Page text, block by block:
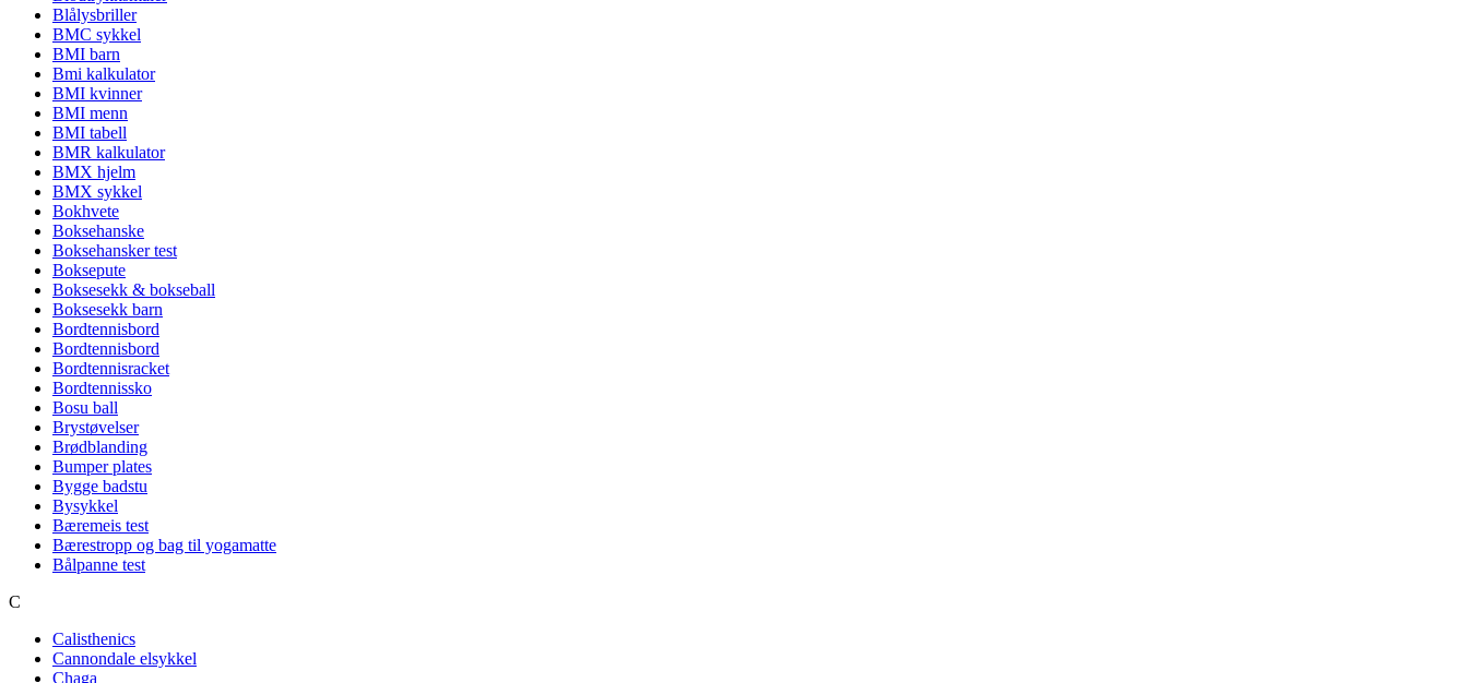
Blålysbriller
BMC sykkel
BMI barn
Bmi kalkulator
BMI kvinner
BMI menn
BMI tabell
BMR kalkulator
BMX hjelm
BMX sykkel
Bokhvete
Boksehanske
Boksehansker test
Boksepute
Boksesekk & bokseball
Boksesekk barn
Bordtennisbord
Bordtennisbord
Bordtennisracket
Bordtennissko
Bosu ball
Brystøvelser
Brødblanding
Bumper plates
Bygge badstu
Bysykkel
Bæremeis test
Bærestropp og bag til yogamatte
Bålpanne test
C
Calisthenics
Cannondale elsykkel
Chaga